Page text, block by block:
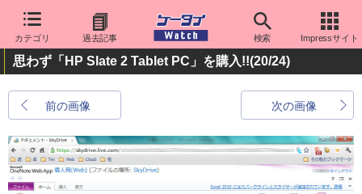
カテゴリ 過去記事 検索 Impressサイト
思わず「HP Slate 2 Tablet PC」を購入!!(20/24)
前の画像 次の画像